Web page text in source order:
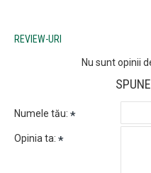
REVIEW-URI
Nu sunt opinii
Numele tău:
Opinia ta: